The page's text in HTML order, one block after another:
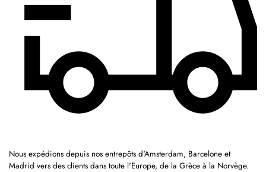
Nous expédions depuis nos entrepôts d'Amsterdam, Barcelone et
Madrid vers des clients dans toute l'Europe, de la Grèce à la Norvège.